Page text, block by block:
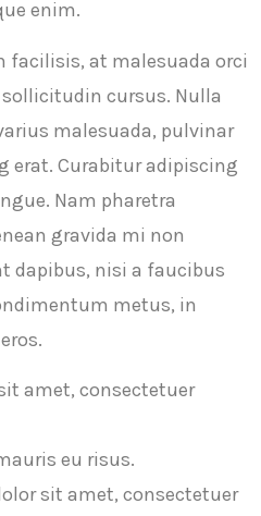
enim.
at malesuada orci
cursus. Nulla
malesuada, pulvinar
erat. Curabitur adipiscing
Nam pharetra
gravida mi non
dapibus, nisi a faucibus
metus, in
amet, consectetuer
eu risus.
sit amet, consectetuer